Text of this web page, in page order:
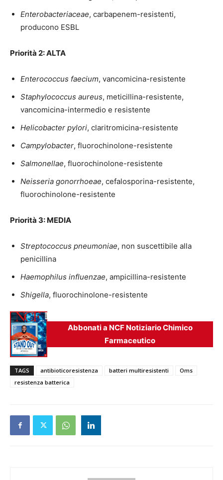
Enterobacteriaceae, carbapenem-resistenti,
producono ESBL
Priorità 2: ALTA
Enterococcus faecium, vancomicina-resistente
Staphylococcus aureus, meticillina-resistente,
vancomicina-intermedio e resistente
Helicobacter pylori, claritromicina-resistente
Campylobacter, fluorochinolone-resistente
Salmonellae, fluorochinolone-resistente
Neisseria gonorrhoeae, cefalosporina-resistente,
fluorochinolone-resistente
Priorità 3: MEDIA
Streptococcus pneumoniae, non suscettibile alla
penicillina
Haemophilus influenzae, ampicillina-resistente
Shigella, fluorochinolone-resistente
Abbonati a NCF Notiziario Chimico
Farmaceutico
TAGS antibioticoresistenza batteri multiresistenti
Oms
resistenza batterica